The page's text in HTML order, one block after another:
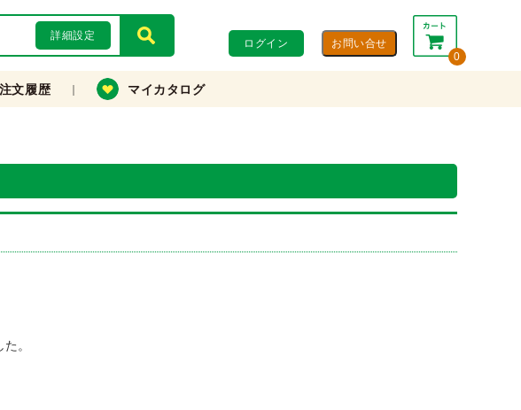
詳細設定
ログイン
0
合計： 0円
カートを見る・注文する
注文履歴 マイカタログ
。